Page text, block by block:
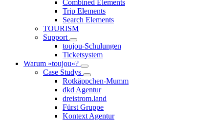
Combined Elements
Trip Elements
Search Elements
TOURISM
Support
toujou-Schulungen
Ticketsystem
Warum »toujou«?
Case Studys
Rotkäppchen-Mumm
dkd Agentur
dreistrom.land
Fürst Gruppe
Kontext Agentur